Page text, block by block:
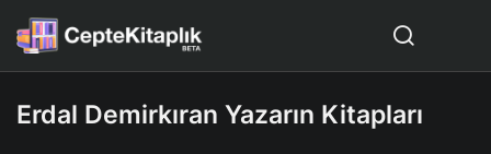
Erdal Demirkıran Yazarın Kitapları